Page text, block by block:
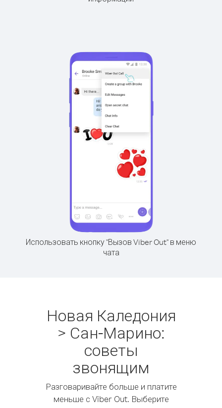
Использовать кнопку "Вызов Viber Out" в меню
чата
Новая Каледония
> Сан-Марино:
советы
звонящим
Разговаривайте больше и платите
меньше с Viber Out. Выберите